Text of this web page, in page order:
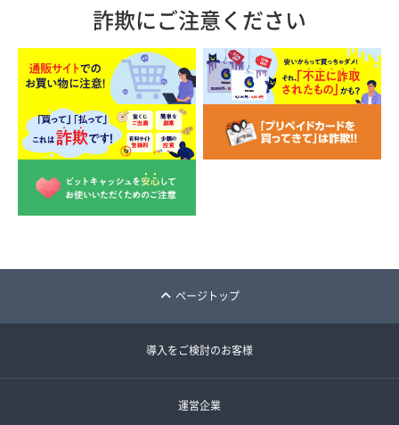
詐欺にご注意ください
ページトップ
導入をご検討のお客様
運営企業